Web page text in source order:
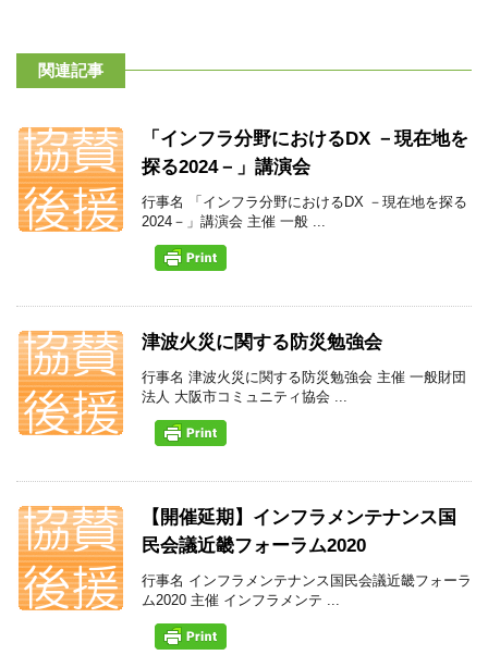
関連記事
「インフラ分野におけるDX －現在地を
探る2024－」講演会
行事名 「インフラ分野におけるDX －現在地を探る
2024－」講演会 主催 一般 ...
津波火災に関する防災勉強会
行事名 津波火災に関する防災勉強会 主催 一般財団
法人 大阪市コミュニティ協会 ...
【開催延期】インフラメンテナンス国
民会議近畿フォーラム2020
行事名 インフラメンテナンス国民会議近畿フォーラ
ム2020 主催 インフラメンテ ...